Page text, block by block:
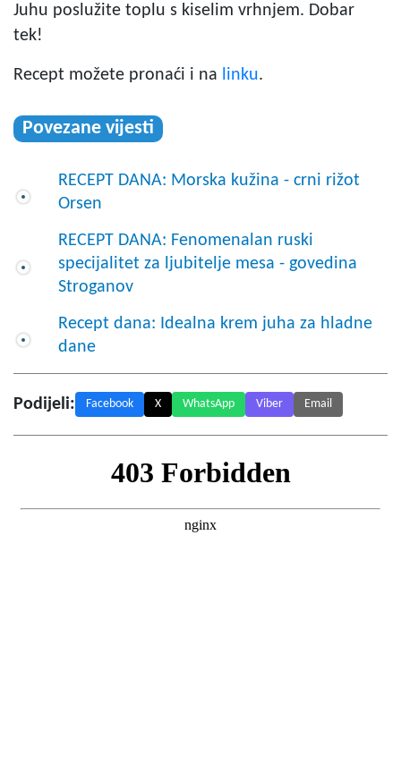
Juhu poslužite toplu s kiselim vrhnjem. Dobar
tek!
Recept možete pronaći i na linku.
Povezane vijesti
RECEPT DANA: Morska kužina - crni rižot
Orsen
RECEPT DANA: Fenomenalan ruski
specijalitet za ljubitelje mesa - govedina
Stroganov
Recept dana: Idealna krem juha za hladne
dane
Podijeli: Facebook X WhatsApp Viber Email